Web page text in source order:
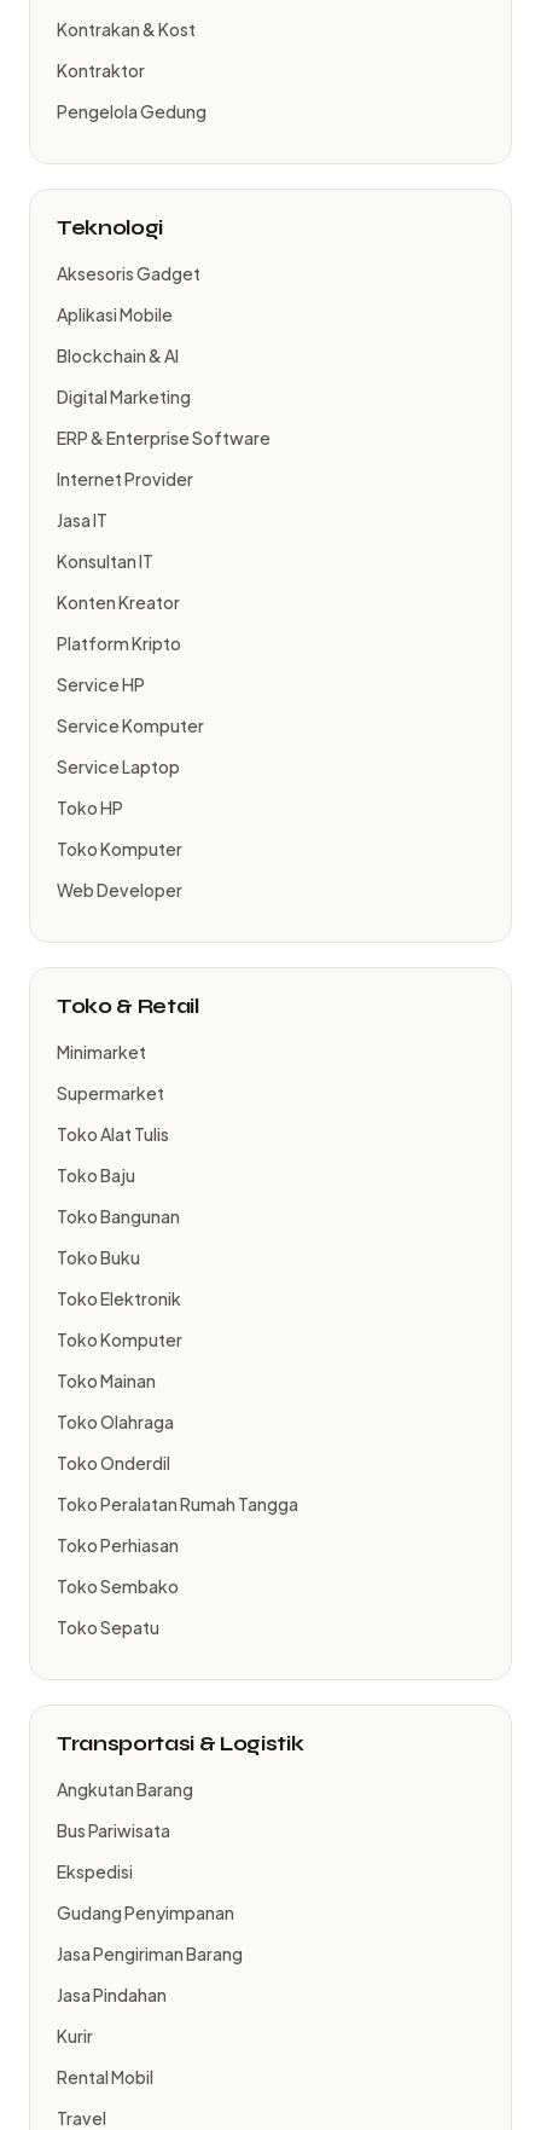
Kontrakan & Kost
Kontraktor
Pengelola Gedung
Teknologi
Aksesoris Gadget
Aplikasi Mobile
Blockchain & AI
Digital Marketing
ERP & Enterprise Software
Internet Provider
Jasa IT
Konsultan IT
Konten Kreator
Platform Kripto
Service HP
Service Komputer
Service Laptop
Toko HP
Toko Komputer
Web Developer
Toko & Retail
Minimarket
Supermarket
Toko Alat Tulis
Toko Baju
Toko Bangunan
Toko Buku
Toko Elektronik
Toko Komputer
Toko Mainan
Toko Olahraga
Toko Onderdil
Toko Peralatan Rumah Tangga
Toko Perhiasan
Toko Sembako
Toko Sepatu
Transportasi & Logistik
Angkutan Barang
Bus Pariwisata
Ekspedisi
Gudang Penyimpanan
Jasa Pengiriman Barang
Jasa Pindahan
Kurir
Rental Mobil
Travel